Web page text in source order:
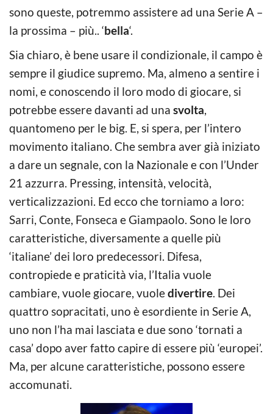
sono queste, potremmo assistere ad una Serie A –
la prossima – più.. ‘bella‘.
Sia chiaro, è bene usare il condizionale, il campo è
sempre il giudice supremo. Ma, almeno a sentire i
nomi, e conoscendo il loro modo di giocare, si
potrebbe essere davanti ad una svolta,
quantomeno per le big. E, si spera, per l’intero
movimento italiano. Che sembra aver già iniziato
a dare un segnale, con la Nazionale e con l’Under
21 azzurra. Pressing, intensità, velocità,
verticalizzazioni. Ed ecco che torniamo a loro:
Sarri, Conte, Fonseca e Giampaolo. Sono le loro
caratteristiche, diversamente a quelle più
‘italiane’ dei loro predecessori. Difesa,
contropiede e praticità via, l’Italia vuole
cambiare, vuole giocare, vuoledivertire. Dei
quattro sopracitati, uno è esordiente in Serie A,
uno non l’ha mai lasciata e due sono ‘tornati a
casa’ dopo aver fatto capire di essere più ‘europei’.
Ma, per alcune caratteristiche, possono essere
accomunati.